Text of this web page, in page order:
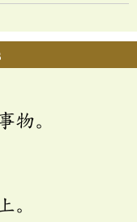
物。
。